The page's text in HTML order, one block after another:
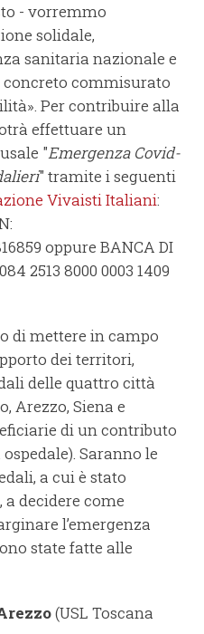
- vorremmo
solidale,
sanitaria nazionale e
commisurato
Per contribuire alla
effettuare un
"Emergenza Covid-
" tramite i seguenti
Vivaisti Italiani:
oppure BANCA DI
2513 8000 0003 1409
di mettere in campo
dei territori,
delle quattro città
Arezzo, Siena e
di un contributo
Saranno le
a cui è stato
decidere come
l’emergenza
state fatte alle
(USL Toscana